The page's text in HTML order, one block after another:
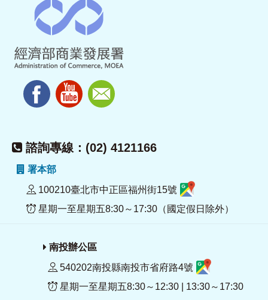
諮詢專線：(02) 4121166
署本部
100210臺北市中正區福州街15號
星期一至星期五8:30～17:30（國定假日除外）
南投辦公區
540202南投縣南投市省府路4號
星期一至星期五8:30～12:30 | 13:30～17:30